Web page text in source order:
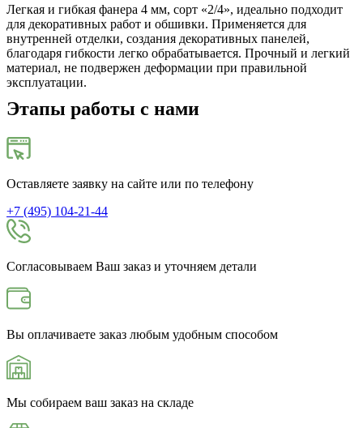
Легкая и гибкая фанера 4 мм, сорт «2/4», идеально подходит
для декоративных работ и обшивки. Применяется для
внутренней отделки, создания декоративных панелей,
благодаря гибкости легко обрабатывается. Прочный и легкий
материал, не подвержен деформации при правильной
эксплуатации.
Этапы работы с нами
Оставляете заявку на сайте или по телефону
+7 (495) 104-21-44
Согласовываем Ваш заказ и уточняем детали
Вы оплачиваете заказ любым удобным способом
Мы собираем ваш заказ на складе